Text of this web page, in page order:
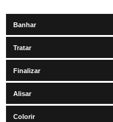
Banhar
Tratar
Finalizar
Alisar
Colorir